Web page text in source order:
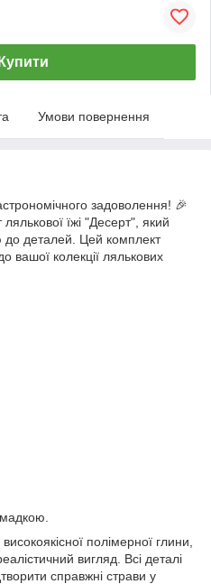
Купити
Умови повернення
задоволення! 🎉
їжі "Десерт", який
до деталей. Цей комплект
вашої колекції лялькових
полімерної глини,
вигляд. Всі деталі
справжні страви у